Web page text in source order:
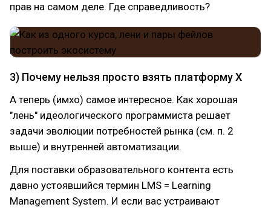
прав на самом деле. Где справедливость?
3) Почему нельзя просто взять платформу X
А теперь (имхо) самое интересное. Как хорошая
"лень" идеологического программиста решает
задачи эволюции потребностей рынка (см. п. 2
выше) и внутренней автоматизации.
Для поставки образовательного контента есть
давно устоявшийся термин LMS = Learning
Management System. И если вас устраивают